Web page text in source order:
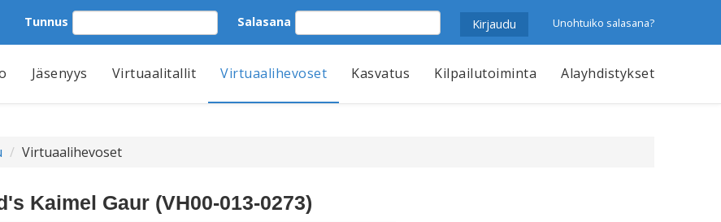
Tunnus Salasana Unohtuiko salasana?
Jäsenyys Virtuaalitallit Virtuaalihevoset Kasvatus Kilpailutoiminta Alayhdistykset
Virtuaalihevoset
Kaimel Gaur (VH00-013-0273)